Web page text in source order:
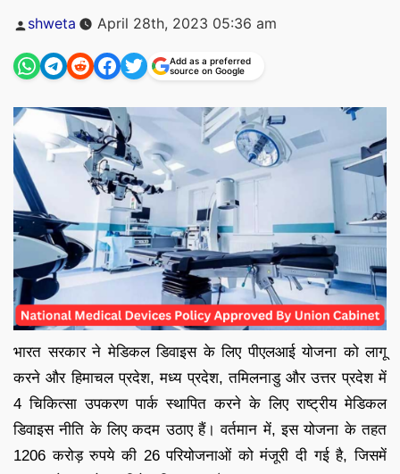
Posted
by
shweta April 28th, 2023 05:36 am
Add as a preferred
source on Google
भारत सरकार ने मेडिकल डिवाइस के लिए पीएलआई योजना को लागू
करने और हिमाचल प्रदेश, मध्य प्रदेश, तमिलनाडु और उत्तर प्रदेश में
4 चिकित्सा उपकरण पार्क स्थापित करने के लिए राष्ट्रीय मेडिकल
डिवाइस नीति के लिए कदम उठाए हैं। वर्तमान में, इस योजना के तहत
1206 करोड़ रुपये की 26 परियोजनाओं को मंजूरी दी गई है, जिसमें